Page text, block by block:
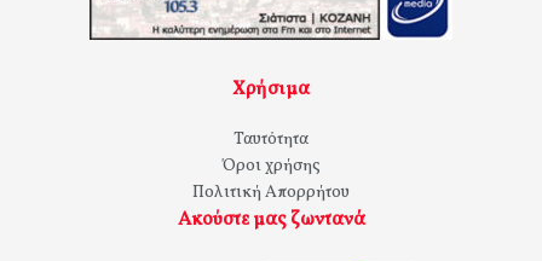
Χρήσιμα
Ταυτότητα
Όροι χρήσης
Πολιτική Απορρήτου
Ακούστε μας ζωντανά